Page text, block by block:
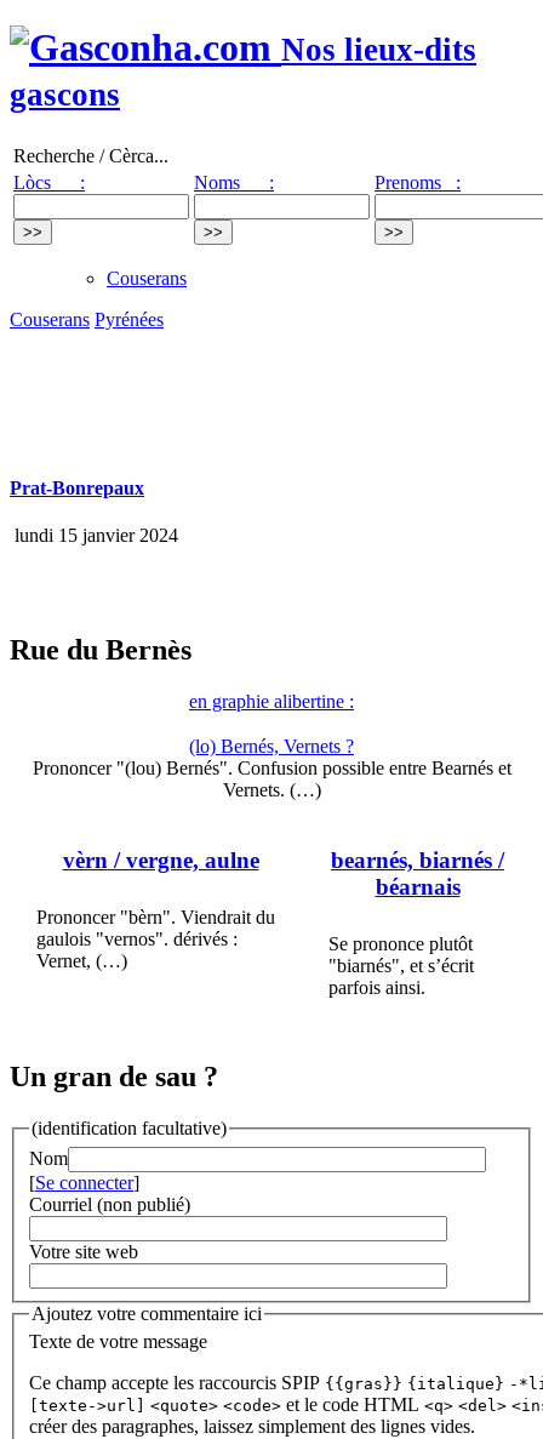
Nos lieux-dits
gascons
Recherche / Cèrca...
Lòcs :
Noms : Prenoms :
Couserans
Couserans Pyrénées
Prat-Bonrepaux
lundi 15 janvier 2024
Rue du Bernès
en graphie alibertine :
(lo) Bernés, Vernets ?
Prononcer "(lou) Bernés". Confusion possible entre Bearnés et
Vernets. (…)
vèrn / vergne, aulne
Prononcer "bèrn". Viendrait du
gaulois "vernos". dérivés :
Vernet, (…)
bearnés, biarnés /
béarnais
Se prononce plutôt
"biarnés", et s’écrit
parfois ainsi.
Un gran de sau ?
(identification facultative)
Nom
[Se connecter]
Courriel (non publié)
Votre site web
Ajoutez votre commentaire ici
Texte de votre message
Ce champ accepte les raccourcis SPIP {{gras}} {italique} -
[texte->url]
<quote> <code> et le code HTML <q> <del>
créer des paragraphes, laissez simplement des lignes vides.